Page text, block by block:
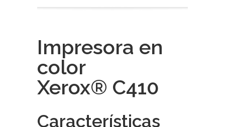
Impresora en
color
Xerox® C410
Características